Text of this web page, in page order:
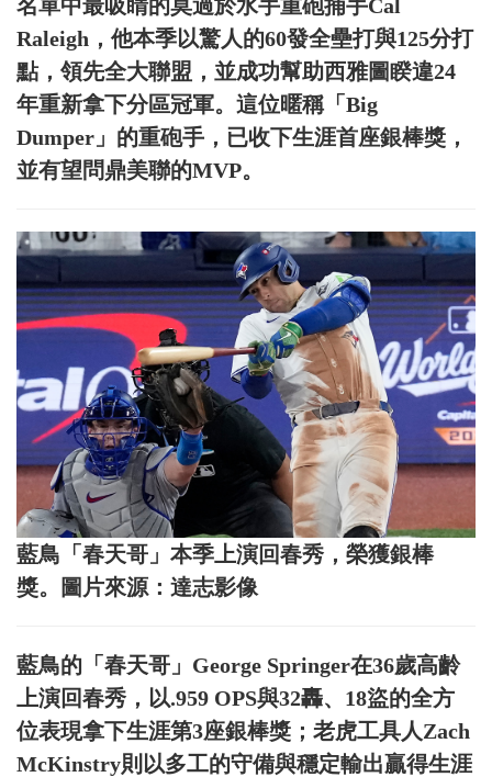
名單中最吸睛的莫過於水手重砲捕手Cal
Raleigh，他本季以驚人的60發全壘打與125分打
點，領先全大聯盟，並成功幫助西雅圖睽違24
年重新拿下分區冠軍。這位暱稱「Big
Dumper」的重砲手，已收下生涯首座銀棒獎，
並有望問鼎美聯的MVP。
藍鳥「春天哥」本季上演回春秀，榮獲銀棒
獎。圖片來源：達志影像
藍鳥的「春天哥」George Springer在36歲高齡
上演回春秀，以.959 OPS與32轟、18盜的全方
位表現拿下生涯第3座銀棒獎；老虎工具人Zach
McKinstry則以多工的守備與穩定輸出贏得生涯